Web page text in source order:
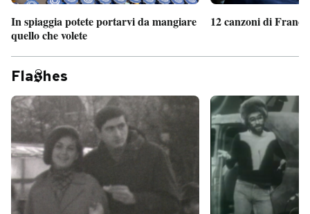
In spiaggia potete portarvi da mangiare
quello che volete
12 canzoni di
Fla hes